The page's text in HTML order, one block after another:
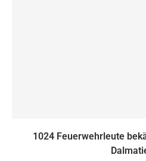
1024 Feuerwehrleute